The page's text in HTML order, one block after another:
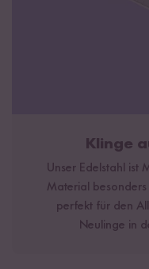
Klinge
Unser Edelstahl ist
Material
perfekt für den
Neulinge in